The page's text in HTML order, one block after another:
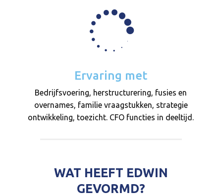

Ervaring met
Bedrijfsvoering, herstructurering, fusies en
overnames, familie vraagstukken, strategie
ontwikkeling, toezicht. CFO functies in deeltijd.
WAT HEEFT EDWIN
GEVORMD?